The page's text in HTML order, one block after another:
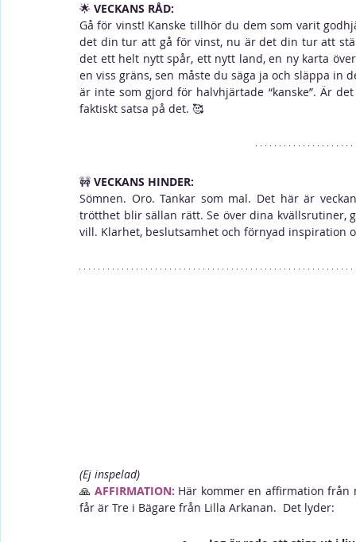
🌟 VECKANS RÅD:
Gå för vinst! Kanske tillhör du dem som varit
det din tur att gå för vinst, nu är det din tur att
det ett helt nytt spår, ett nytt land, en ny karta
en viss gräns, sen måste du säga ja och släppa in
är inte som gjord för halvhjärtade “kanske”. Är
faktiskt satsa på det. 🥰
🚧 VECKANS HINDER:
Sömnen. Oro. Tankar som mal. Det här är
trötthet blir sällan rätt. Se över dina kvällsrutiner,
vill. Klarhet, beslutsamhet och förnyad inspiration
(Ej inspelad)
🙏 AFFIRMATION: Här kommer en affirmation
får är Tre i Bägare från Lilla Arkanan.  Det lyder: